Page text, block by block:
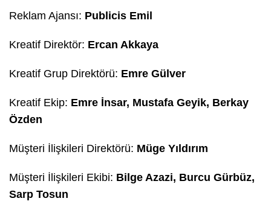
Reklam Ajansı: Publicis Emil
Kreatif Direktör: Ercan Akkaya
Kreatif Grup Direktörü: Emre Gülver
Kreatif Ekip: Emre İnsar, Mustafa Geyik, Berkay
Özden
Müşteri İlişkileri Direktörü: Müge Yıldırım
Müşteri İlişkileri Ekibi: Bilge Azazi, Burcu Gürbüz,
Sarp Tosun